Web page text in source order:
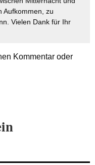
Aufkommen, zu
Vielen Dank für Ihr
Kommentar oder